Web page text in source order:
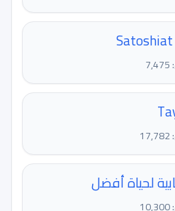
لحياة أفضل